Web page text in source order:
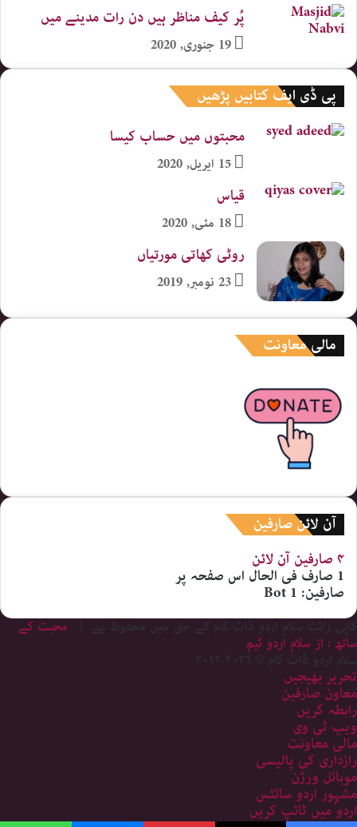
پُر کیف مناظر ہیں دن رات مدینے میں
19 جنوری, 2020
پی ڈی ایف کتابیں پڑھیں
محبتوں میں حساب کیسا
15 اپریل, 2020
قیاس
18 مئی, 2020
روٹی کھاتی مورتیاں
23 نومبر, 2019
مالی معاونت
آن لائن صارفین
۴ صارفین
آن لائن
1 صارف فی الحال اس صفحہ پر
صارفین: 1 Bot
کاپی رائٹ سلام اردو ڈاٹ کام کے حق میں محفوظ ہے |
محبت کے
ساتھ : از سلام اردو ٹیم
سلام اردو ڈاٹ کام © ۲۰۲۶-۲۰۱۲
تحریر بھیجیں
معاون صارفین
رابطہ کریں
ویب ٹی وی
مالی معاونت
رازداری کی پالیسی
موبائل ورژن
مشہور اردو سائٹس
اردو میں ٹائپ کریں